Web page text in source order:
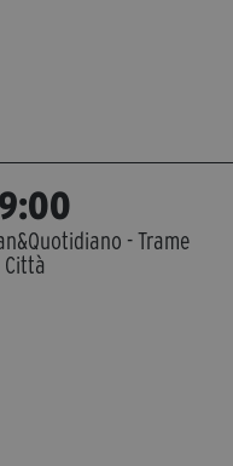
- Trame
Città